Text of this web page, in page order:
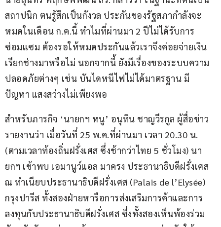
สถาปนิก ตนรู้สึกเป็นกังวล ประกันของรัฐสภากำลังจะ
หมดในเดือน ก.ค.นี้ ทำไมที่ผ่านมา 2 ปีไม่ได้รับการ
ซ่อมแซม ต้องรอให้หมดประกันแล้วเราจึงค่อยจ่ายเงิน
เรียกช่างมาหรือไม่ นอกจากนี้ ยังมีเรื่องของระบบความ
ปลอดภัยต่างๆ เช่น บันไดหนีไฟไม่ได้มาตรฐาน มี
ปัญหา แสงสว่างไม่เพียงพอ
สำหรับภารกิจ ‘นายกฯ หนู’ อนุทิน ชาญวีรกูล ผู้สื่อข่าว
รายงานว่า เมื่อวันที่ 25 พ.ค.ที่ผ่านมา เวลา 20.30 น.
(ตามเวลาท้องถิ่นฝรั่งเศส ซึ่งช้ากว่าไทย 5 ชั่วโมง) นา
ยกฯ เข้าพบ เอมานูว์แอล มาครง ประธานาธิบดีฝรั่งเศส
ณ ทำเนียบประธานาธิบดีฝรั่งเศส (Palais de l’Elysée)
กรุงปารีส ทั้งสองฝ่ายหารือการส่งเสริมการค้าและการ
ลงทุนกับประธานาธิบดีฝรั่งเศส ซึ่งทั้งสองเห็นพ้องร่วม